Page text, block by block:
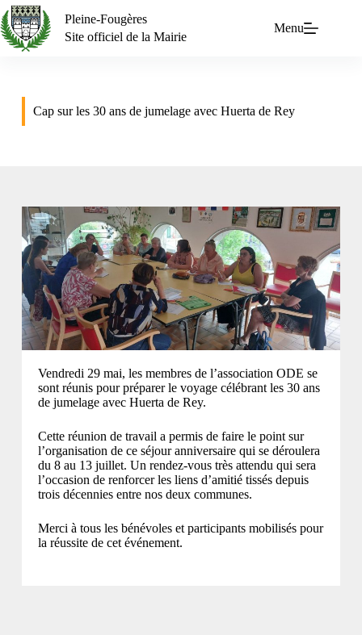
Pleine-Fougères
Site officiel de la Mairie
Menu
Cap sur les 30 ans de jumelage avec Huerta de Rey
Vendredi 29 mai, les membres de l’association ODE se
sont réunis pour préparer le voyage célébrant les 30 ans
de jumelage avec Huerta de Rey.
Cette réunion de travail a permis de faire le point sur
l’organisation de ce séjour anniversaire qui se déroulera
du 8 au 13 juillet. Un rendez-vous très attendu qui sera
l’occasion de renforcer les liens d’amitié tissés depuis
trois décennies entre nos deux communes.
Merci à tous les bénévoles et participants mobilisés pour
la réussite de cet événement.